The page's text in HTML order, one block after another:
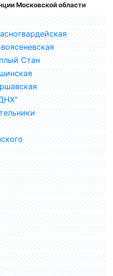
Московской области
Стан